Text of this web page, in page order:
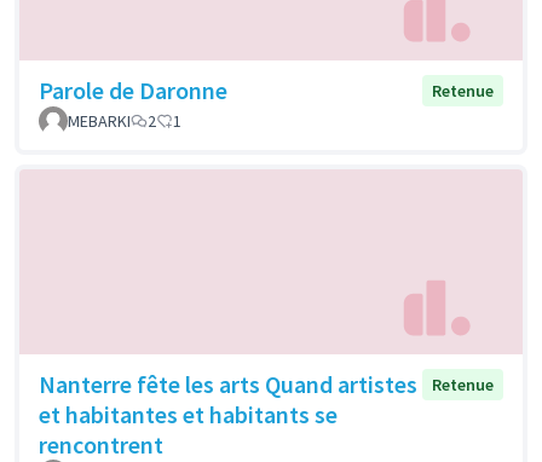
Parole de Daronne
Retenue
MEBARKI
2 1
Nanterre fête les arts Quand artistes
et habitantes et habitants se
rencontrent
Retenue